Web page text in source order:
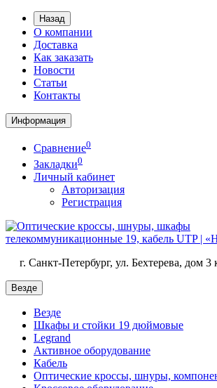
Назад
О компании
Доставка
Как заказать
Новости
Статьи
Контакты
Информация
Сравнение0
Закладки0
Личный кабинет
Авторизация
Регистрация
г. Санкт-Петербург, ул. Бехтерева, дом
Везде
Везде
Шкафы и стойки 19 дюймовые
Legrand
Активное оборудование
Кабель
Оптические кроссы, шнуры,